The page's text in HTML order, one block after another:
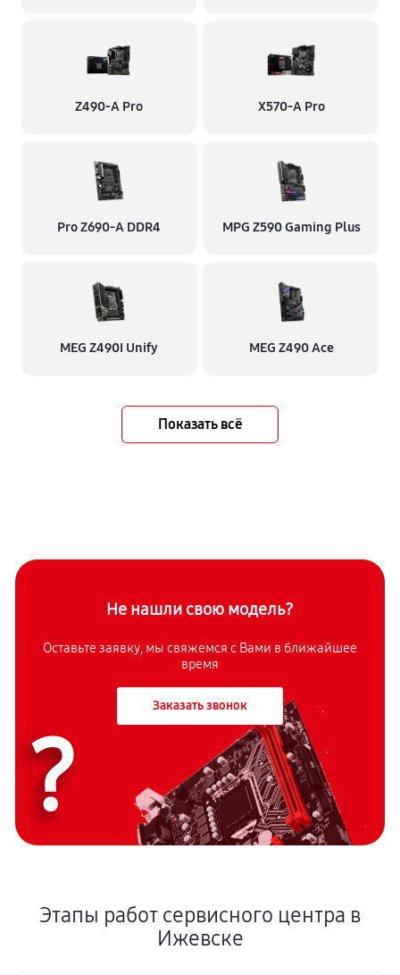
Z490-A Pro X570-A Pro
Pro Z690-A DDR4 MPG Z590 Gaming Plus
MEG Z490I Unify MEG Z490 Ace
Показать всё
Не нашли свою модель?
Оставьте заявку, мы свяжемся с Вами в ближайшее
время
Заказать звонок
?
Этапы работ сервисного центра в
Ижевске